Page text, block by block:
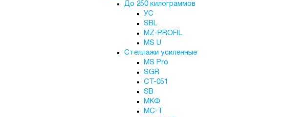
До 250 килограммов
УС
SBL
MZ-PROFIL
MS U
Стеллажи усиленные
MS Pro
SGR
СТ-051
SB
МКФ
МС-Т